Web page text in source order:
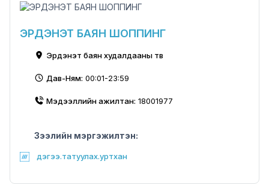
ЭРДЭНЭТ БАЯН ШОППИНГ
Эрдэнэт баян худалдааны төв
Дав-Ням: 00:01-23:59
Мэдээллийн ажилтан: 18001977
Зээлийн мэргэжилтэн:
дэгээ.татуулах.уртхан